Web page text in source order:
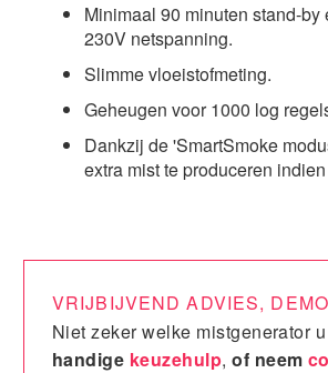
Minimaal 90 minuten stand-
230V netspanning.
Slimme vloeistofmeting.
Geheugen voor 1000 log
Dankzij de 'SmartSmoke
extra mist te produceren
VRIJBIJVEND ADVIES,
Niet zeker welke mistgenerator
handige keuzehulp,of neem